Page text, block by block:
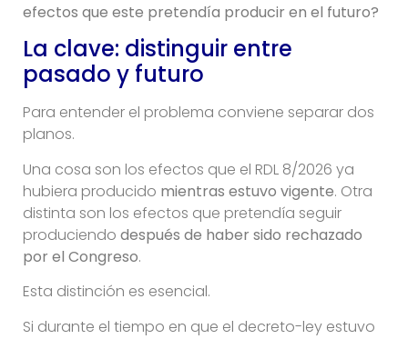
efectos que este pretendía producir en el futuro?
La clave: distinguir entre
pasado y futuro
Para entender el problema conviene separar dos
planos.
Una cosa son los efectos que el RDL 8/2026 ya
hubiera producido mientras estuvo vigente. Otra
distinta son los efectos que pretendía seguir
produciendo después de haber sido rechazado
por el Congreso.
Esta distinción es esencial.
Si durante el tiempo en que el decreto-ley estuvo